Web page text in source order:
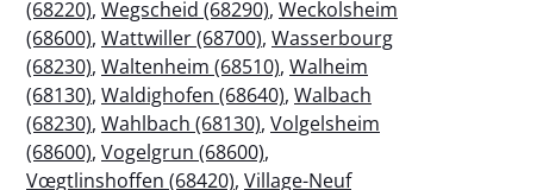
(68220), Wegscheid (68290), Weckolsheim
(68600), Wattwiller (68700), Wasserbourg
(68230), Waltenheim (68510), Walheim
(68130), Waldighofen (68640), Walbach
(68230), Wahlbach (68130), Volgelsheim
(68600), Vogelgrun (68600),
Vœgtlinshoffen (68420), Village-Neuf